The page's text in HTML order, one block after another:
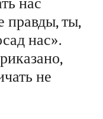
правды, ты,
нас».
не